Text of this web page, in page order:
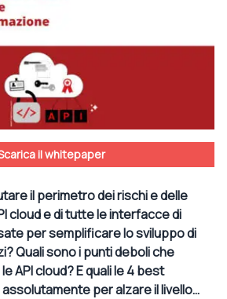
il whitepaper
il perimetro dei rischi e delle
cloud e di tutte le interfacce di
per semplificare lo sviluppo di
Quali sono i punti deboli che
API cloud? E quali le 4 best
per alzare il livello…